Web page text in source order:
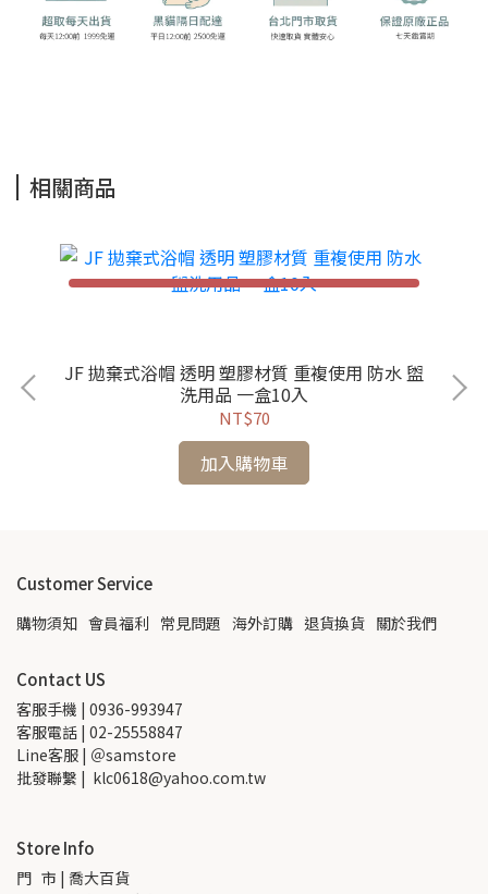
相關商品
JF 拋棄式浴帽 透明 塑膠材質 重複使用 防水 盥
洗用品 一盒10入
NT$70
加入購物車
Customer Service
購物須知 會員福利 常見問題 海外訂購 退貨換貨 關於我們
Contact US
客服手機 | 0936-993947
客服電話 | 02-25558847
Line客服 | ＠samstore
批發聯繫 |  klc0618@yahoo.com.tw
Store Info
門   市 | 喬大百貨